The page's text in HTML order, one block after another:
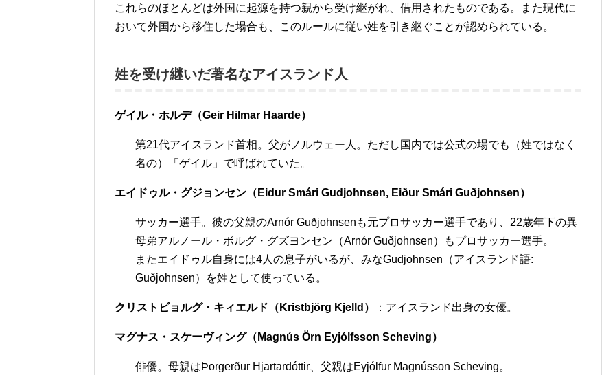
これらのほとんどは外国に起源を持つ親から受け継がれ、借用されたものである。また現代に
おいて外国から移住した場合も、このルールに従い姓を引き継ぐことが認められている。
姓を受け継いだ著名なアイスランド人
ゲイル・ホルデ（Geir Hilmar Haarde）
第21代アイスランド首相。父がノルウェー人。ただし国内では公式の場でも（姓ではなく
名の）「ゲイル」で呼ばれていた。
エイドゥル・グジョンセン（Eidur Smári Gudjohnsen, Eiður Smári Guðjohnsen）
サッカー選手。彼の父親のArnór Guðjohnsenも元プロサッカー選手であり、22歳年下の異
母弟アルノール・ボルグ・グズヨンセン（Arnór Guðjohnsen）もプロサッカー選手。
またエイドゥル自身には4人の息子がいるが、みなGudjohnsen（アイスランド語:
Guðjohnsen）を姓として使っている。
クリストビョルグ・キィエルド（Kristbjörg Kjelld） ：アイスランド出身の女優。
マグナス・スケーヴィング（Magnús Örn Eyjólfsson Scheving）
俳優。母親はÞorgerður Hjartardóttir、父親はEyjólfur Magnússon Scheving。